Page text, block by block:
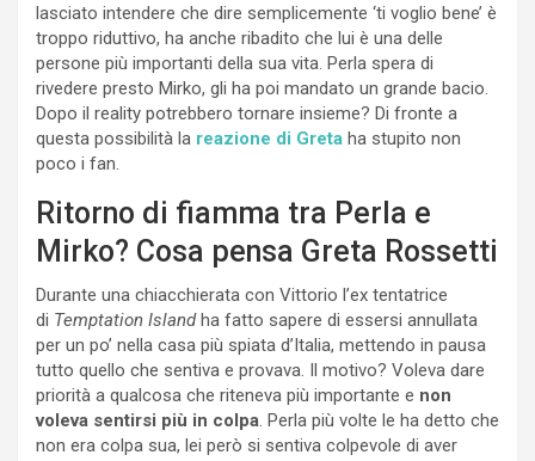
lasciato intendere che dire semplicemente ‘ti voglio bene’ è
troppo riduttivo, ha anche ribadito che lui è una delle
persone più importanti della sua vita. Perla spera di
rivedere presto Mirko, gli ha poi mandato un grande bacio.
Dopo il reality potrebbero tornare insieme? Di fronte a
questa possibilità la reazione di Greta ha stupito non
poco i fan.
Ritorno di fiamma tra Perla e
Mirko? Cosa pensa Greta Rossetti
Durante una chiacchierata con Vittorio l’ex tentatrice
di Temptation Islandha fatto sapere di essersi annullata
per un po’ nella casa più spiata d’Italia, mettendo in pausa
tutto quello che sentiva e provava. Il motivo? Voleva dare
priorità a qualcosa che riteneva più importante e non
voleva sentirsi più in colpa. Perla più volte le ha detto che
non era colpa sua, lei però si sentiva colpevole di aver